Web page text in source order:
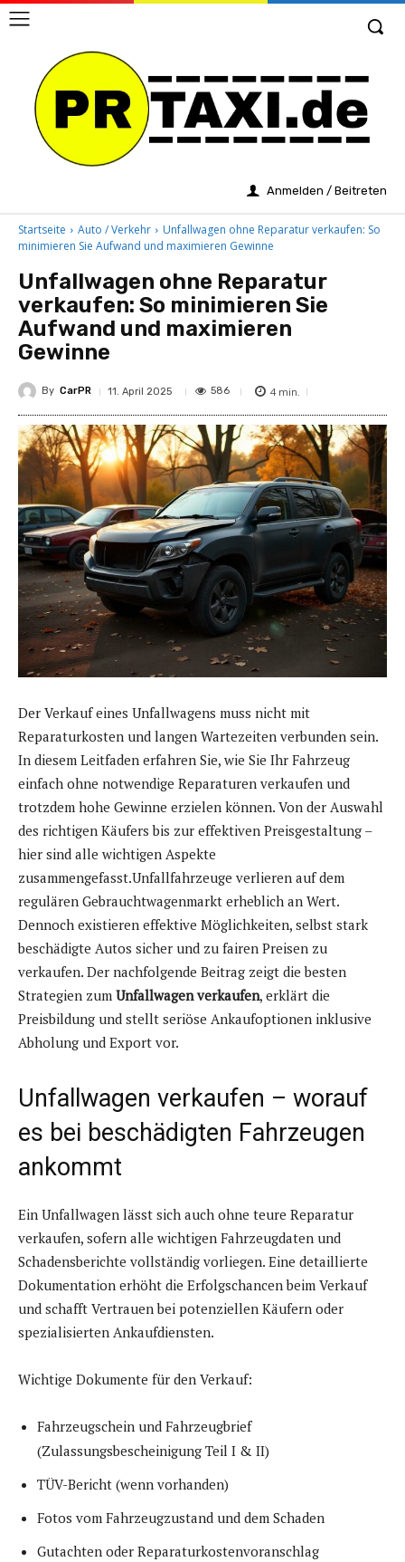
Anmelden / Beitreten
Startseite Auto / Verkehr
Unfallwagen ohne Reparatur verkaufen: So
minimieren Sie Aufwand und maximieren Gewinne
Unfallwagen ohne Reparatur
verkaufen: So minimieren Sie
Aufwand und maximieren
Gewinne
By CarPR 11. April 2025 586 4 min.
Der Verkauf eines Unfallwagens muss nicht mit
Reparaturkosten und langen Wartezeiten verbunden sein.
In diesem Leitfaden erfahren Sie, wie Sie Ihr Fahrzeug
einfach ohne notwendige Reparaturen verkaufen und
trotzdem hohe Gewinne erzielen können. Von der Auswahl
des richtigen Käufers bis zur effektiven Preisgestaltung –
hier sind alle wichtigen Aspekte
zusammengefasst.Unfallfahrzeuge verlieren auf dem
regulären Gebrauchtwagenmarkt erheblich an Wert.
Dennoch existieren effektive Möglichkeiten, selbst stark
beschädigte Autos sicher und zu fairen Preisen zu
verkaufen. Der nachfolgende Beitrag zeigt die besten
Strategien zum Unfallwagen verkaufen, erklärt die
Preisbildung und stellt seriöse Ankaufoptionen inklusive
Abholung und Export vor.
Unfallwagen verkaufen – worauf
es bei beschädigten Fahrzeugen
ankommt
Ein Unfallwagen lässt sich auch ohne teure Reparatur
verkaufen, sofern alle wichtigen Fahrzeugdaten und
Schadensberichte vollständig vorliegen. Eine detaillierte
Dokumentation erhöht die Erfolgschancen beim Verkauf
und schafft Vertrauen bei potenziellen Käufern oder
spezialisierten Ankaufdiensten.
Wichtige Dokumente für den Verkauf:
Fahrzeugschein und Fahrzeugbrief
(Zulassungsbescheinigung Teil I & II)
TÜV-Bericht (wenn vorhanden)
Fotos vom Fahrzeugzustand und dem Schaden
Gutachten oder Reparaturkostenvoranschlag